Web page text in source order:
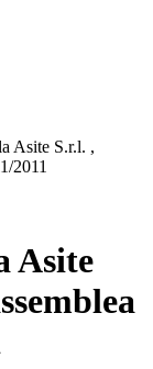
Asite S.r.l. ,
2011
Asite